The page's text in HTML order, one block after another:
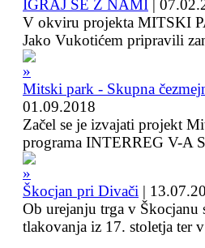
IGRAJ SE Z NAMI |
V okviru projekta MITSKI
Jako Vukotićem pripravili
Mitski park - Skupna
01.09.2018
Začel se je izvajati projekt
programa INTERREG V-A
Škocjan pri Divači |
Ob urejanju trga v
tlakovanja iz 17. stoletja ter